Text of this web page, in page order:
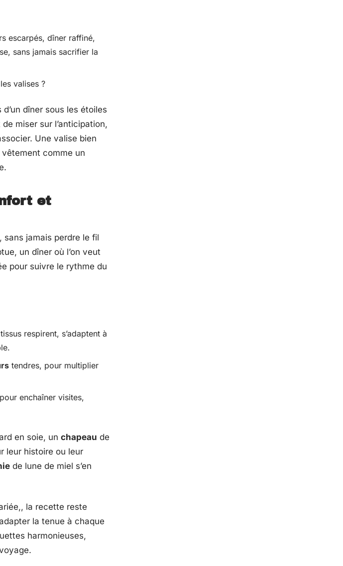
escarpés, dîner raffiné,
sans jamais sacrifier la
valises ?
dîner sous les étoiles
miser sur l’anticipation,
Une valise bien
comme un
et
, sans jamais perdre le fil
un dîner où l’on veut
pour suivre le rythme du
respirent, s’adaptent à
tendres, pour multiplier
enchaîner visites,
en soie, un chapeau de
leur histoire ou leur
de lune de miel s’en
la recette reste
la tenue à chaque
harmonieuses,